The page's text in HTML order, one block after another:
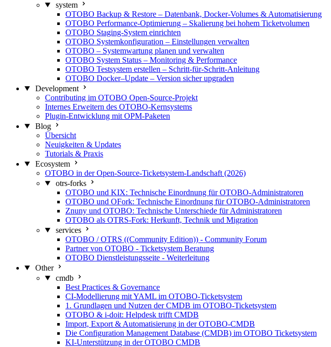
system
OTOBO Backup & Restore – Datenbank, Docker-Volumes & Automatisierung
OTOBO Performance-Optimierung – Skalierung bei hohem Ticketvolumen
OTOBO Staging-System einrichten
OTOBO Systemkonfiguration – Einstellungen verwalten
OTOBO – Systemwartung planen und verwalten
OTOBO System Status – Monitoring & Performance
OTOBO Testsystem erstellen – Schritt-für-Schritt-Anleitung
OTOBO Docker–Update – Version sicher upgraden
Development
Contributing im OTOBO Open-Source-Projekt
Internes Erweitern des OTOBO-Kernsystems
Plugin-Entwicklung mit OPM-Paketen
Blog
Übersicht
Neuigkeiten & Updates
Tutorials & Praxis
Ecosystem
OTOBO in der Open-Source-Ticketsystem-Landschaft (2026)
otrs-forks
OTOBO und KIX: Technische Einordnung für OTOBO-Administratoren
OTOBO und OFork: Technische Einordnung für OTOBO-Administratoren
Znuny und OTOBO: Technische Unterschiede für Administratoren
OTOBO als OTRS-Fork: Herkunft, Technik und Migration
services
OTOBO / OTRS ((Community Edition)) - Community Forum
Partner von OTOBO - Ticketsystem Beratung
OTOBO Dienstleistungsseite - Weiterleitung
Other
cmdb
Best Practices & Governance
CI-Modellierung mit YAML im OTOBO-Ticketsystem
1. Grundlagen und Nutzen der CMDB im OTOBO-Ticketsystem
OTOBO & i-doit: Helpdesk trifft CMDB
Import, Export & Automatisierung in der OTOBO-CMDB
Die Configuration Management Database (CMDB) im OTOBO Ticketsystem
KI-Unterstützung in der OTOBO CMDB